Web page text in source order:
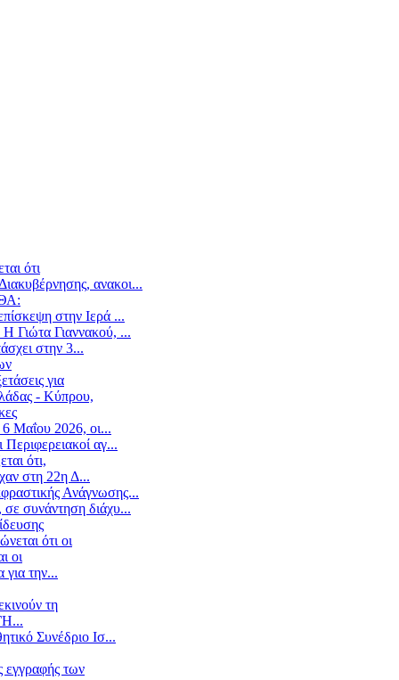
ότι
ανακοι...
στην Ιερά ...
Γιώτα Γιαννακού, ...
στην 3...
για
- Κύπρου,
6 Μαΐου 2026, οι...
αγ...
ότι,
στη 22η Δ...
Ανάγνωσης...
συνάντηση διάχυ...
ότι οι
οι
την...
τη
Συνέδριο Ισ...
εγγραφής των